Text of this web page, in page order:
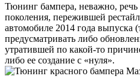
Тюнинг бампера, неважно, речь
поколения, пережившей
автомобиле 2014 года выпуска
предусматривать либо
утратившей по какой-то
либо ее создание с «нуля».